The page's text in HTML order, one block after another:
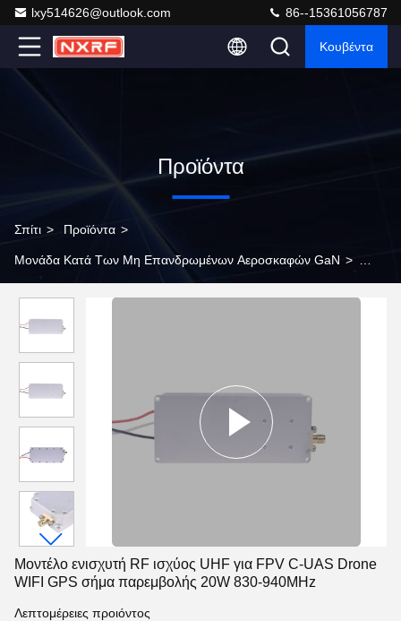
lxy514626@outlook.com 86--15361056787
Κουβέντα
Προϊόντα
Σπίτι > Προϊόντα >
Μονάδα Κατά Των Μη Επανδρωμένων Αεροσκαφών GaN >
GPS σήμα παρεμβολής 20W 830-940MHz
Μοντέλο ενισχυτή RF ισχύος UHF για FPV C-UAS Drone
WIFI GPS σήμα παρεμβολής 20W 830-940MHz
Λεπτομέρειες προιόντος